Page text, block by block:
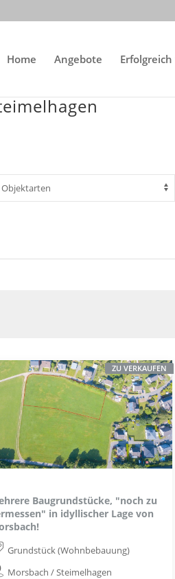
Home Angebote
Baugrundstücke, "noch zu
in idyllischer Lage von
Grundstück (Wohnbebauung)
Morsbach / Steimelhagen
ZU VERKAUFEN